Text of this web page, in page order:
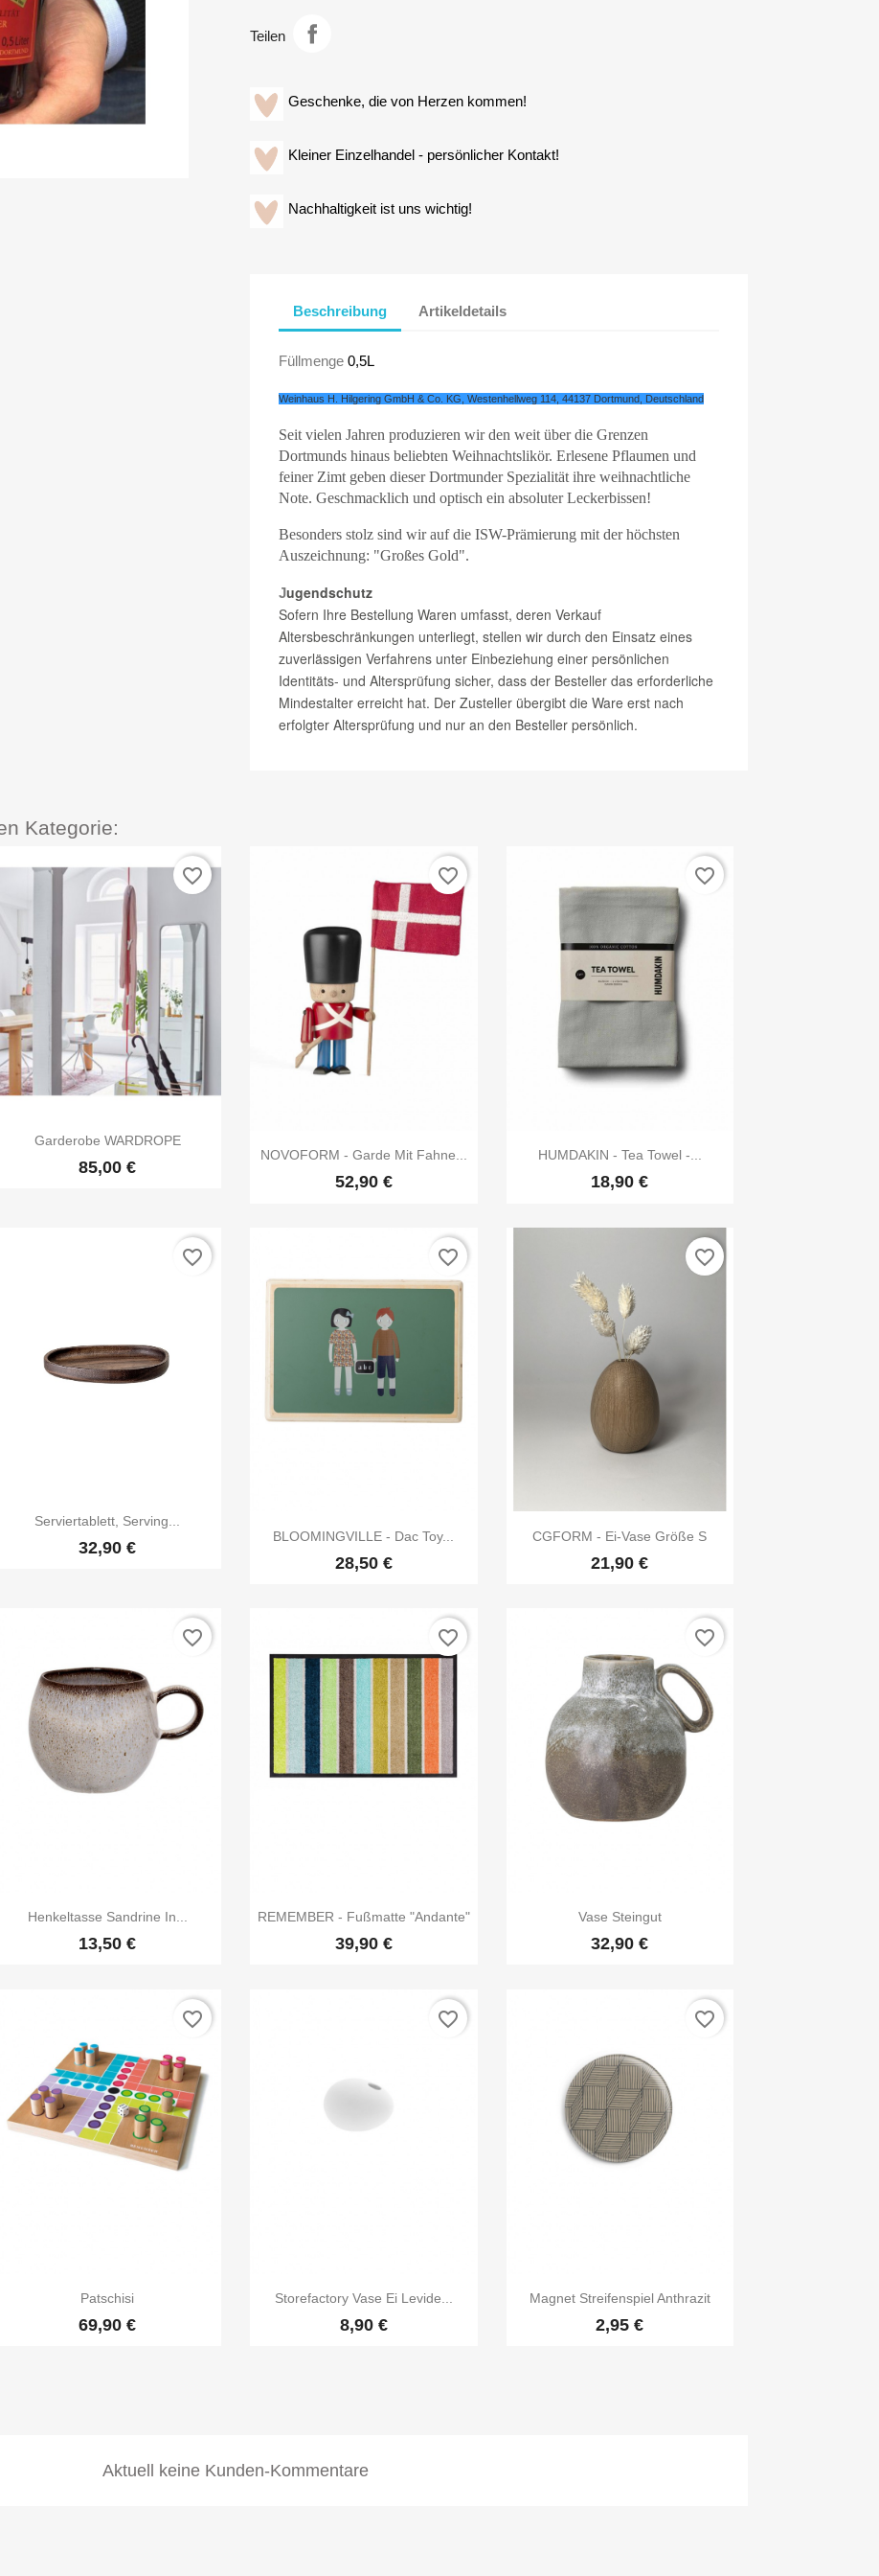
Teilen
Geschenke, die von Herzen kommen!
Kleiner Einzelhandel - persönlicher Kontakt!
Nachhaltigkeit ist uns wichtig!
Beschreibung Artikeldetails
Füllmenge 0,5L
Weinhaus H. Hilgering GmbH & Co. KG, Westenhellweg 114, 44137 Dortmund, Deutschland
Seit vielen Jahren produzieren wir den weit über die Grenzen
Dortmunds hinaus beliebten Weihnachtslikör. Erlesene Pflaumen und
feiner Zimt geben dieser Dortmunder Spezialität ihre weihnachtliche
Note. Geschmacklich und optisch ein absoluter Leckerbissen!
Besonders stolz sind wir auf die ISW-Prämierung mit der höchsten
Auszeichnung: "Großes Gold".
Jugendschutz
Sofern Ihre Bestellung Waren umfasst, deren Verkauf
Altersbeschränkungen unterliegt, stellen wir durch den Einsatz eines
zuverlässigen Verfahrens unter Einbeziehung einer persönlichen
Identitäts- und Altersprüfung sicher, dass der Besteller das erforderliche
Mindestalter erreicht hat. Der Zusteller übergibt die Ware erst nach
erfolgter Altersprüfung und nur an den Besteller persönlich.
Kategorie:
Vorschau
Garderobe WARDROPE
85,00 €
favorite_border
 Vorschau
NOVOFORM - Garde Mit Fahne...
52,90 €
favorite_border
Vorschau
HUMDAKIN - Tea Towel -...
18,90 €
favorite_border
Vorschau
Serviertablett, Serving...
32,90 €
favorite_border
Vorschau
BLOOMINGVILLE - Dac Toy...
28,50 €
favorite_border
 Vorschau
CGFORM - Ei-Vase Größe S
21,90 €
favorite_border
Vorschau
Henkeltasse Sandrine In...
13,50 €
favorite_border
 Vorschau
REMEMBER - Fußmatte "Andante"
39,90 €
favorite_border
Vorschau
Vase Steingut
32,90 €
favorite_border
Vorschau
Patschisi
69,90 €
favorite_border
Vorschau
Storefactory Vase Ei Levide...
8,90 €
favorite_border
Vorschau
Magnet Streifenspiel Anthrazit
2,95 €
favorite_border
Aktuell keine Kunden-Kommentare